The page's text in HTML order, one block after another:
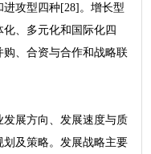
攻型四种[28]。增长型
、多元化和国际化四
、合资与合作和战略联
展方向、发展速度与质
及策略。发展战略主要